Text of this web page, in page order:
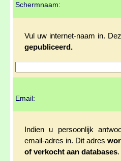
Schermnaam:
Vul uw internet-naam in.
gepubliceerd.
Email:
Indien u persoonlijk
email-adres in. Dit adres
of verkocht aan databases.